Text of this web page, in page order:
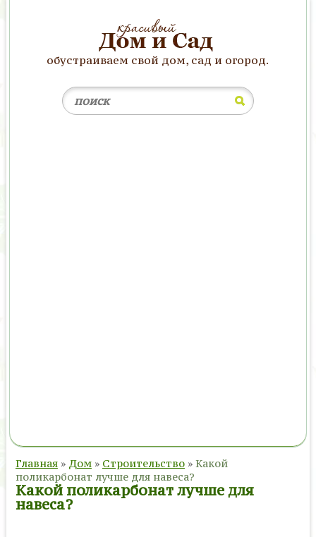
обустраиваем свой дом, сад и огород.
Главная » Дом » Строительство » Какой
поликарбонат лучше для навеса?
Какой поликарбонат лучше для
навеса?